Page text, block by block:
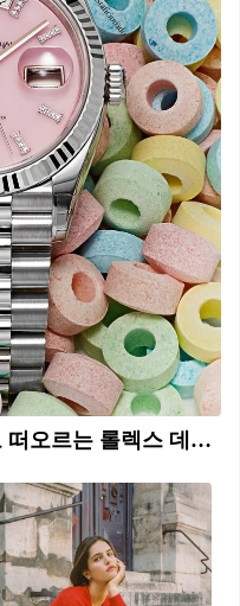
발렌타인데이, 특별한 선물로 떠오르는 롤렉스 데이-데이트 128239🩷🌸 고급스러움과 로맨틱한 디자인을 갖춘 롤렉스 데이-데이트, 그 중 매번 발렌타인데이에 최고의 선물로 주목받는 아이템이 있습니다. 발렌타인데이를 앞두고 롤렉스의 데이-데이트 128239 모델이 특별한 선물로 떠오르고 있습니다. 36mm 화이트 골드 케이스와 프레지던트 브레슬릿이 조화를 이루며, 핑크 오팔 다이얼과 다이아몬드 인덱스가 로맨틱한 감성을 더합니다. 데이-데이트는 1956년 출시 이후 세계적인 리더와 셀러브리티들의 사랑을 받아온 아이코닉한 모델입니다. 희소성과 품격을 갖춘 이 시계는 국내외 시계 애호가들 사이에서도 가치 있는 컬렉션으로 평가받고 있습니다. 소중한 이에게 영원한 가치를 선물하고 싶다면, 롤렉스 데이-데이트 128239는 최고의 선택이 될 것입니다. 시간이 지날수록 더욱 빛나는 이 타임피스는 사랑을 전하는 가장 품격 있는 방법이 될 것입니다.